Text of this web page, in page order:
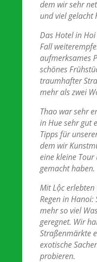
dem wir sehr
und viel gelacht
Das Hotel in
Fall
aufmerksames
schönes
traumhafter
mehr als zwei
Thao war sehr
in Hue sehr gut
Tipps für
dem wir
eine kleine
gemacht haben.
Mit Lộc
Regen in
mehr so viel
geregnet. Wir
Straßenmärkte
exotische
probieren.